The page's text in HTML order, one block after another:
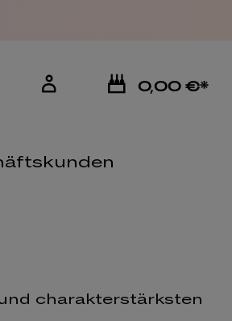
0,00 €*
charakterstärksten